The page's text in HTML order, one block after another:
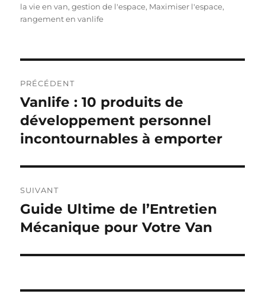
le
la vie en van,gestion de l'espace, Maximiser l'espace,
rangement en vanlife
de
l’article
PRÉCÉDENT
Publication
précédente :
Vanlife : 10 produits de
développement personnel
incontournables à emporter
SUIVANT
Publication
suivante :
Guide Ultime de l’Entretien
Mécanique pour Votre Van